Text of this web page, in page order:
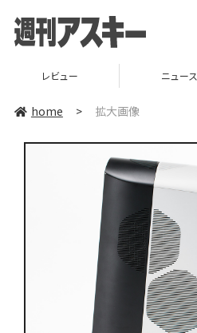
レビュー ニュース
home > 拡大画像